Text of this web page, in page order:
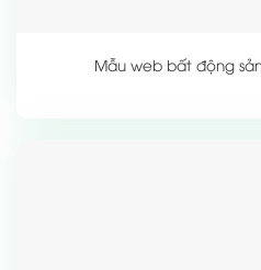
Mẫu web bất động